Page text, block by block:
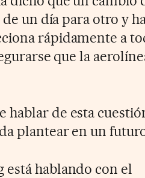
un día para otro y
rápidamente a
que la
hablar de esta
plantear en un
está hablando con el